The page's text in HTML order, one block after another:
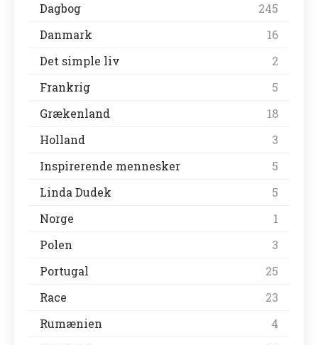
Dagbog
245
Danmark
16
Det simple liv
2
Frankrig
5
Grækenland
18
Holland
3
Inspirerende mennesker
5
Linda Dudek
5
Norge
1
Polen
3
Portugal
25
Race
23
Rumænien
4